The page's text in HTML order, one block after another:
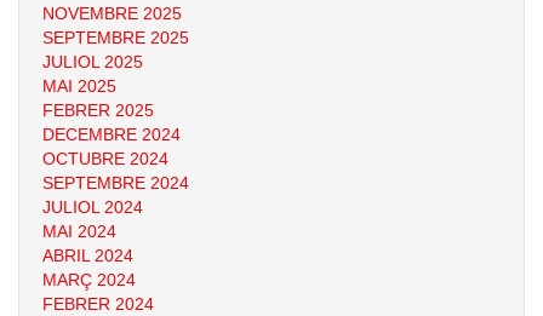
NOVEMBRE 2025
SEPTEMBRE 2025
JULIOL 2025
MAI 2025
FEBRER 2025
DECEMBRE 2024
OCTUBRE 2024
SEPTEMBRE 2024
JULIOL 2024
MAI 2024
ABRIL 2024
MARÇ 2024
FEBRER 2024